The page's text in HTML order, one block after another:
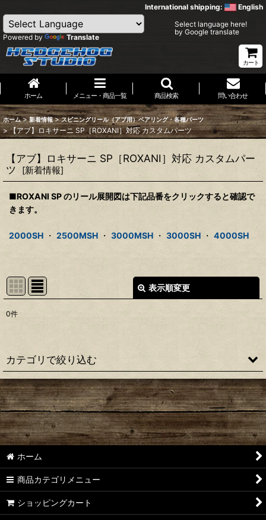
International shipping: English
Powered by Translate
Select language here!
by Google translate
カート
ホーム メニュー・商品一覧 商品検索 問い合わせ
ホーム > 新着情報 > スピニングリール（アブ用）ベアリング・各種パーツ
> 【アブ】ロキサーニ SP［ROXANI］対応 カスタムパーツ
【アブ】ロキサーニ SP［ROXANI］対応 カスタムパー
ツ
[新着情報]
■ROXANI SP のリール展開図は下記品番をクリックすると確認で
きます。
2000SH ・ 2500MSH ・ 3000MSH ・ 3000SH ・ 4000SH
表示順変更
並び順
絞り込む
0件
カテゴリで絞り込む
【アブ】ゼノン［ZENON］対応 カスタムパーツ
【アブ】ゼノン MG-X［ZENON］対応 カスタムパーツ
【アブ】レボ［REVO MGX THETA］対応 カスタムパーツ
【アブ】レボ［REVO ALX THETA］対応 カスタムパーツ
【アブ】レボ［REVO SP Beast］対応 カスタムパーツ
ホーム
商品カテゴリメニュー
ショッピングカート